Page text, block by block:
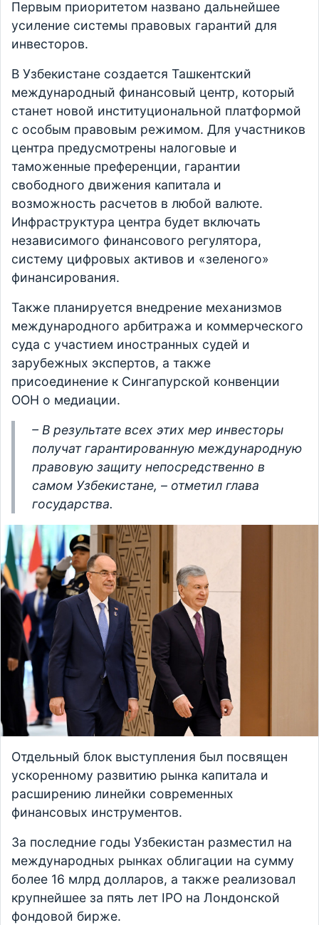
Первым приоритетом названо дальнейшее
усиление системы правовых гарантий для
инвесторов.
В Узбекистане создается Ташкентский
международный финансовый центр, который
станет новой институциональной платформой
с особым правовым режимом. Для участников
центра предусмотрены налоговые и
таможенные преференции, гарантии
свободного движения капитала и
возможность расчетов в любой валюте.
Инфраструктура центра будет включать
независимого финансового регулятора,
систему цифровых активов и «зеленого»
финансирования.
Также планируется внедрение механизмов
международного арбитража и коммерческого
суда с участием иностранных судей и
зарубежных экспертов, а также
присоединение к Сингапурской конвенции
ООН о медиации.
– В результате всех этих мер инвесторы
получат гарантированную международную
правовую защиту непосредственно в
самом Узбекистане, – отметил глава
государства.
Отдельный блок выступления был посвящен
ускоренному развитию рынка капитала и
расширению линейки современных
финансовых инструментов.
За последние годы Узбекистан разместил на
международных рынках облигации на сумму
более 16 млрд долларов, а также реализовал
крупнейшее за пять лет IPO на Лондонской
фондовой бирже.